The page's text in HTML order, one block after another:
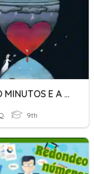
CINCO MINUTOS E A VIUVINHA
9th